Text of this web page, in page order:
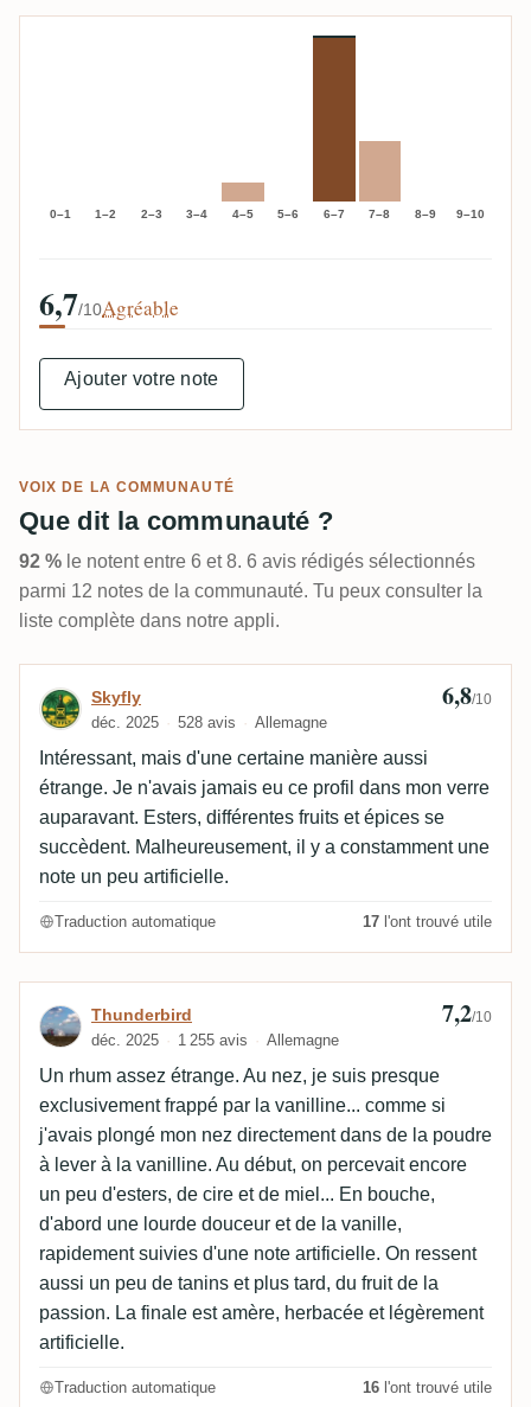
0–1 1–2 2–3 3–4 4–5 5–6 6–7 7–8 8–9 9–10
6,7/10Agréable
Ajouter votre note
VOIX DE LA COMMUNAUTÉ
Que dit la communauté ?
92 % le notent entre 6 et 8. 6 avis rédigés sélectionnés
parmi 12 notes de la communauté. Tu peux consulter la
liste complète dans notre appli.
Avis de Skyfly
Skyfly
déc. 2025 528 avis Allemagne
6,8/10
Intéressant, mais d'une certaine manière aussi
étrange. Je n'avais jamais eu ce profil dans mon verre
auparavant. Esters, différentes fruits et épices se
succèdent. Malheureusement, il y a constamment une
note un peu artificielle.
Traduction automatique 17 l'ont trouvé utile
Avis de Thunderbird
Thunderbird
déc. 2025 1 255 avis Allemagne
7,2/10
Un rhum assez étrange. Au nez, je suis presque
exclusivement frappé par la vanilline... comme si
j'avais plongé mon nez directement dans de la poudre
à lever à la vanilline. Au début, on percevait encore
un peu d'esters, de cire et de miel... En bouche,
d'abord une lourde douceur et de la vanille,
rapidement suivies d'une note artificielle. On ressent
aussi un peu de tanins et plus tard, du fruit de la
passion. La finale est amère, herbacée et légèrement
artificielle.
Traduction automatique 16 l'ont trouvé utile